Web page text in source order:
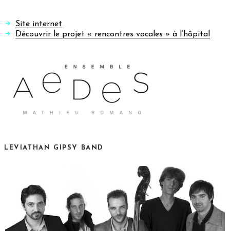
Site internet
Découvrir le projet « rencontres vocales » à l’hôpital
LEVIATHAN GIPSY BAND